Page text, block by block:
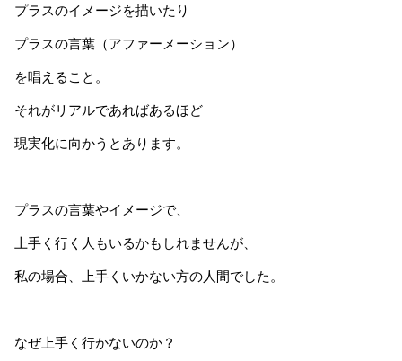
プラスのイメージを描いたり
プラスの言葉（アファーメーション）
を唱えること。
それがリアルであればあるほど
現実化に向かうとあります。
プラスの言葉やイメージで、
上手く行く人もいるかもしれませんが、
私の場合、上手くいかない方の人間でした。
なぜ上手く行かないのか？